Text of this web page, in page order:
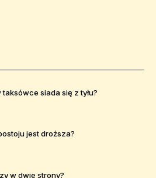
siada się z tyłu?
jest droższa?
w dwie strony?